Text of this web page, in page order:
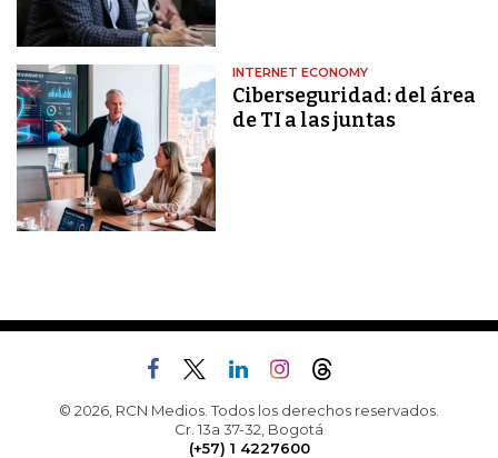
INTERNET ECONOMY
Ciberseguridad: del área
de TI a las juntas
© 2026, RCN Medios. Todos los derechos reservados.
Cr. 13a 37-32, Bogotá
(+57) 1 4227600